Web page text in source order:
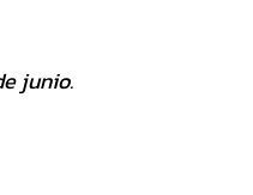
junio.